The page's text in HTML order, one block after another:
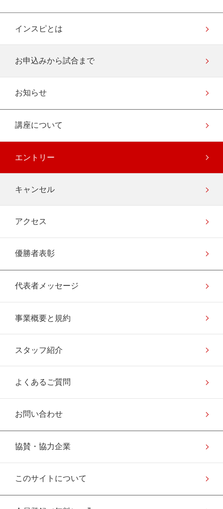
インスピとは
お申込みから試合まで
お知らせ
講座について
エントリー
キャンセル
アクセス
優勝者表彰
代表者メッセージ
事業概要と規約
スタッフ紹介
よくあるご質問
お問い合わせ
協賛・協力企業
このサイトについて